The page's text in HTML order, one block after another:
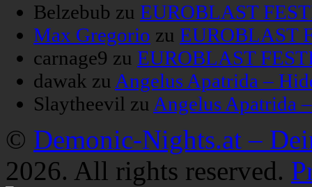
Belzebub zu EUROBLAST
Max Gregorio zu EUROBLAST
carnage9 zu EUROBLAST
dawak zu Angelus Apatrida –
Slaytheevil zu Angelus Apatrida
© Demonic-Nights.at –
2026. All rights reserved.